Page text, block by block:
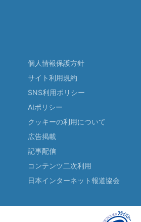
個人情報保護方針
サイト利用規約
SNS利用ポリシー
AIポリシー
クッキーの利用について
広告掲載
記事配信
コンテンツ二次利用
日本インターネット報道協会